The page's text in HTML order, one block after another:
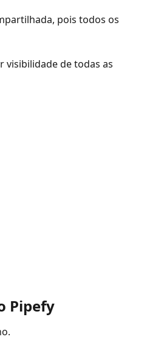
pois todos os
visibilidade de todas as
Pipefy